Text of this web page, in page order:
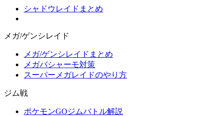
シャドウレイドまとめ
メガ/ゲンシレイド
メガ/ゲンシレイドまとめ
メガバシャーモ対策
スーパーメガレイドのやり方
ジム戦
ポケモンGOジムバトル解説